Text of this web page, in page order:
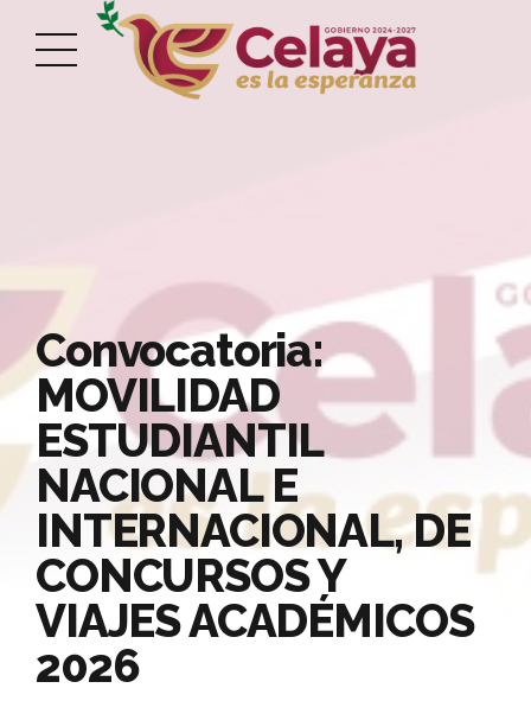
Convocatoria:
MOVILIDAD
ESTUDIANTIL
NACIONAL E
INTERNACIONAL, DE
CONCURSOS Y
VIAJES ACADÉMICOS
2026